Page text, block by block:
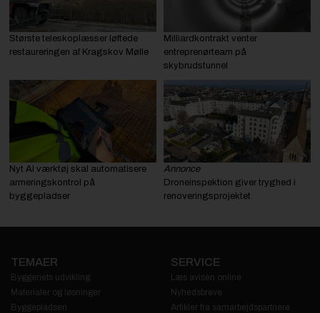
Største teleskoplæsser løftede
restaureringen af Kragskov Mølle
Milliardkontrakt venter
entreprenørteam på
skybrudstunnel
Nyt AI værktøj skal automatisere
armeringskontrol på
byggepladser
Annonce
Droneinspektion giver tryghed i
renoveringsprojektet
TEMAER
Byggeriets udvikling
Materialer og løsninger
Byggepladsen
SERVICE
Læs avisen online
Nyhedsbreve
Artikler fra samarbejdspartnere